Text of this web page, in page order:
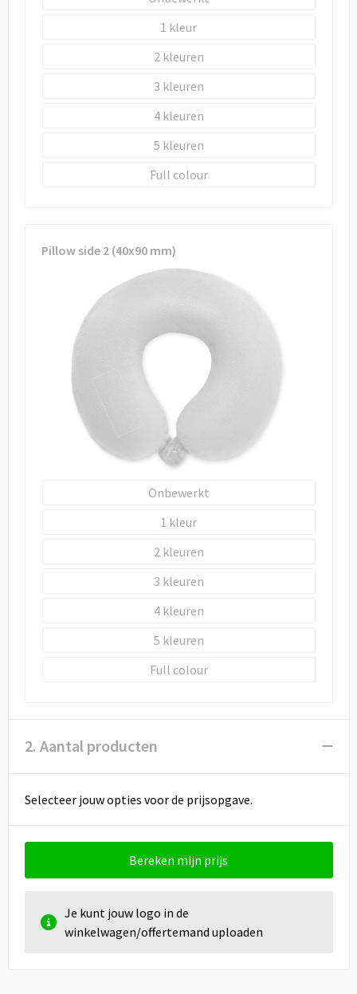
1
2
3
4
5
Full colour
Pillow side 2 (40x90 mm)
Onbewerkt
1
2
3
4
5
Full colour
2. Aantal producten
Selecteer jouw opties voor de prijsopgave.
Bereken mijn prijs
Je kunt jouw logo in de
winkelwagen/offertemand uploaden